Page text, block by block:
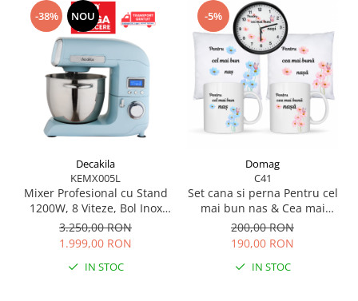
-38% NOU
Decakila
KEMX005L
Mixer Profesional cu Stand
1200W, 8 Viteze, Bol Inox
5.5L, Accesorii Complete –
Tocător, Blender, Mașină de
Tocat Carne, Aparat de
Paste
3.250,00 RON
1.999,00 RON
IN STOC
-5%
Domag
C41
Set cana si perna Pentru cel
mai bun nas & Cea mai
buna nasa, si ceas silentios
Pentru cei mai buni nasi
200,00 RON
190,00 RON
IN STOC